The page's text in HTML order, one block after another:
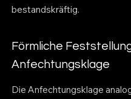
bestandskräftig.
Förmliche
Anfechtungsklage
Die Anfechtungsklage